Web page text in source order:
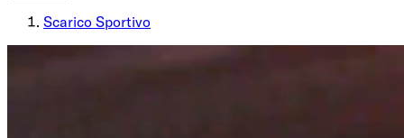
Scarico Sportivo